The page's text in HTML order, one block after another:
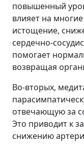
повышенный
влияет на
истощение,
сердечно-
помогает
возвращая
Во-вторых,
отвечающую за
Это приводит к
снижению